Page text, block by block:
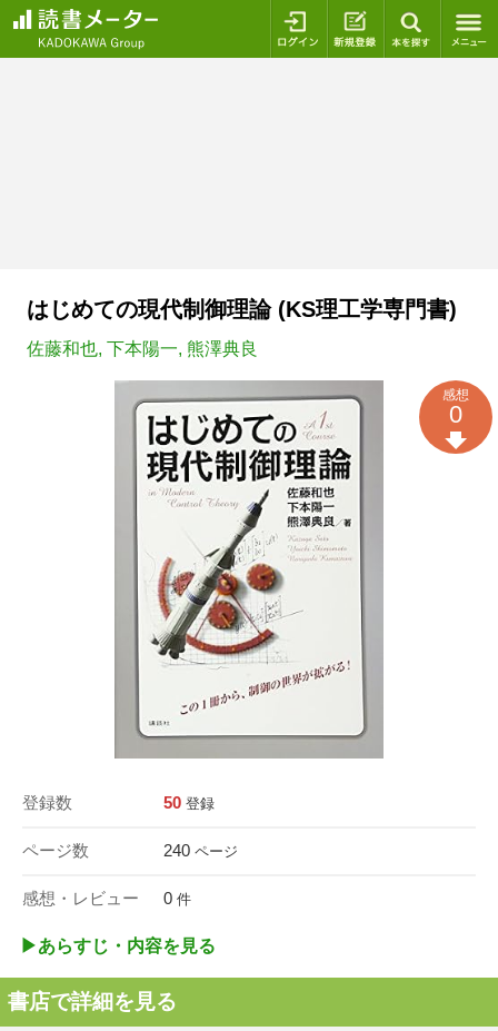
ログイン 新規登録
はじめての現代制御理論 (KS理工学専門書)
佐藤和也, 下本陽一, 熊澤典良
登録数 50 登録
ページ数 240 ページ
感想・レビュー 0 件
感想
0
▶︎あらすじ・内容を見る
書店で詳細を見る